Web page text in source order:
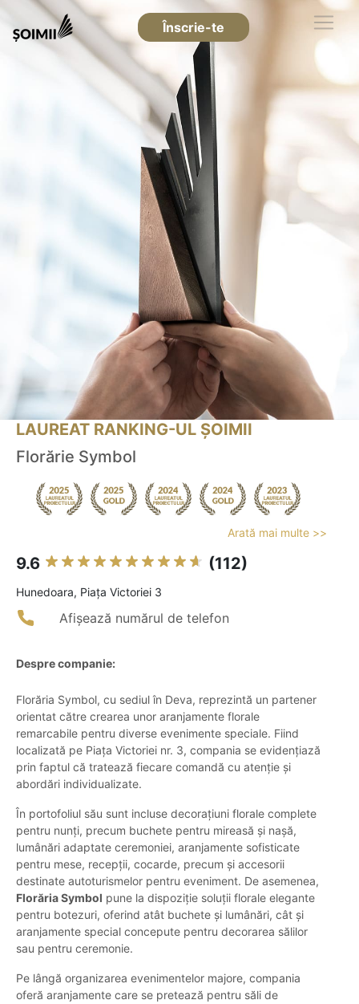
Înscrie-te
LAUREAT RANKING-UL ȘOIMII
Florărie Symbol
Arată mai multe >>
9.6 (112)
Hunedoara, Piața Victoriei 3
Afișează numărul de telefon
Despre companie:
Florăria Symbol, cu sediul în Deva, reprezintă un partener
orientat către crearea unor aranjamente florale
remarcabile pentru diverse evenimente speciale. Fiind
localizată pe Piața Victoriei nr. 3, compania se evidențiază
prin faptul că tratează fiecare comandă cu atenție și
abordări individualizate.
În portofoliul său sunt incluse decorațiuni florale complete
pentru nunți, precum buchete pentru mireasă și nașă,
lumânări adaptate ceremoniei, aranjamente sofisticate
pentru mese, recepții, cocarde, precum și accesorii
destinate autoturismelor pentru eveniment. De asemenea,
Florăria Symbol pune la dispoziție soluții florale elegante
pentru botezuri, oferind atât buchete și lumânări, cât și
aranjamente special concepute pentru decorarea sălilor
sau pentru ceremonie.
Pe lângă organizarea evenimentelor majore, compania
oferă aranjamente care se pretează pentru săli de